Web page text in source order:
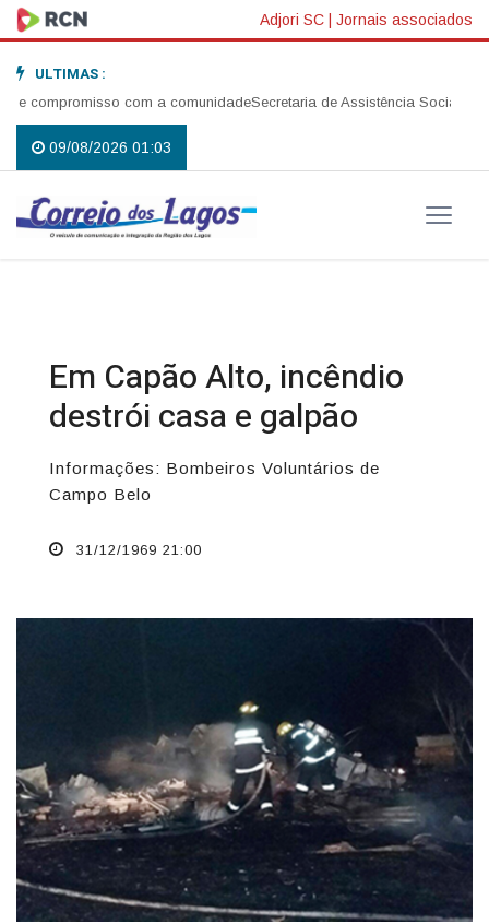
Adjori SC | Jornais associados
ULTIMAS :
com a comunidadeSecretaria de Assistência Social realiza
09/08/2026 01:03
Em Capão Alto, incêndio
destrói casa e galpão
Informações: Bombeiros Voluntários de
Campo Belo
31/12/1969 21:00